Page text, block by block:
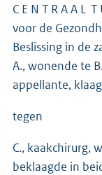
C E N T R A A L T
voor de
Beslissing in de
A., wonende te
appellante,
tegen
C., kaakchirurg,
beklaagde in